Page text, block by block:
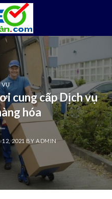
VỤ
cung cấp Dịch vụ
hóa
2021 BY ADMIN